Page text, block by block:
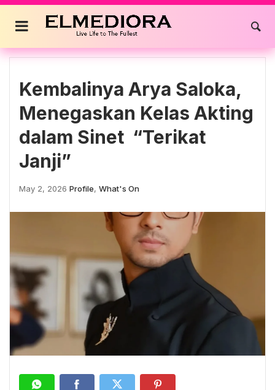
Skip
content
Kembalinya Arya Saloka,
Menegaskan Kelas Akting
dalam Sinet “Terikat
Janji”
May 2, 2026 Profile, What's On